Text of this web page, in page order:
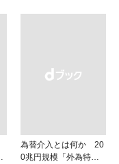
為替介入とは何か 20
0兆円規模「外為特